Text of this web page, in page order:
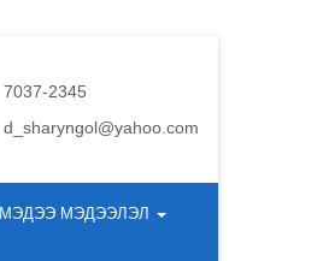
7037-2345
d_sharyngol@yahoo.com
МЭДЭЭ МЭДЭЭЛЭЛ